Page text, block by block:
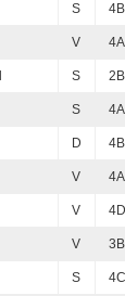
S 4B
V 4A
S 2B
S 4A
D 4B
V 4A
V 4D
V 3B
S 4C